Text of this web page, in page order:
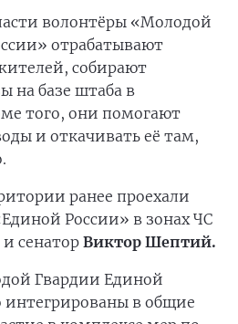
волонтёры «Молодой
отрабатывают
собирают
на базе штаба в
того, они помогают
и откачивать её там,
ранее проехали
России» в зонах ЧС
и сенатор Виктор Шептий.
Гвардии Единой
интегрированы в общие